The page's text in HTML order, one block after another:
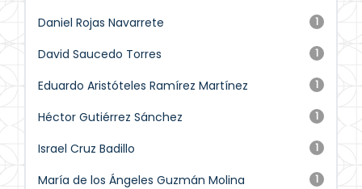
1
Daniel Rojas Navarrete
1
David Saucedo Torres
1
Eduardo Aristóteles Ramírez Martínez
1
Héctor Gutiérrez Sánchez
1
Israel Cruz Badillo
1
María de los Ángeles Guzmán Molina